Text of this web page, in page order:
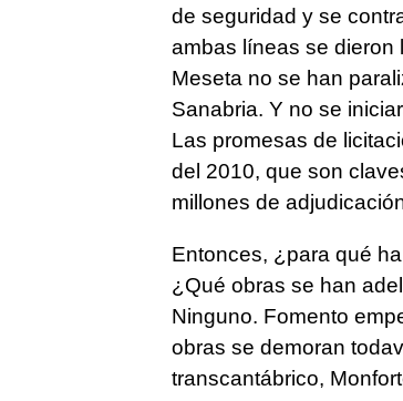
de seguridad y se
ambas líneas se dieron
Meseta no se han
Sanabria. Y no se
Las promesas de
del 2010, que son
millones de
Entonces, ¿para qué
¿Qué obras se han
Ninguno. Fomento
obras se demoran
transcantábrico,